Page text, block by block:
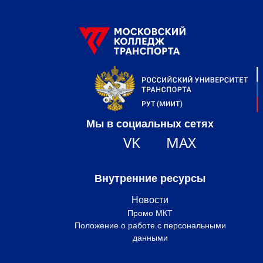
Мы в социальных сетях
VK MAX
Внутренние ресурсы
Новости
Промо МКТ
Положение о работе с персональными
данными